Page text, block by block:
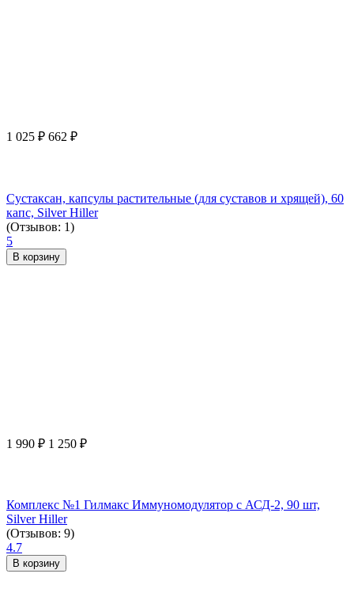
1 025 ₽ 662 ₽
Сустаксан, капсулы растительные (для суставов и хрящей), 60
капс, Silver Hiller
(Отзывов: 1)
5
В корзину
1 990 ₽ 1 250 ₽
Комплекс №1 Гилмакс Иммуномодулятор с АСД-2, 90 шт,
Silver Hiller
(Отзывов: 9)
4.7
В корзину